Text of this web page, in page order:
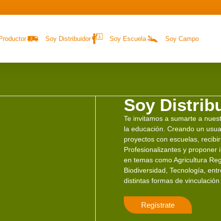
Soy Distribuidor Soy Escuela Soy Campo
Soy
Te invitamos a sumarte a
la educación. Creando un
proyectos con escuelas,
Profesionalizantes y proponer
en temas como Agricultura
Biodiversidad, Tecnología,
distintas formas de
Regístrate